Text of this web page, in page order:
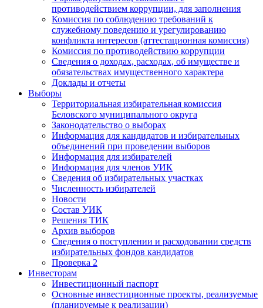
противодействием коррупции, для заполнения
Комиссия по соблюдению требований к
служебному поведению и урегулированию
конфликта интересов (аттестационная комиссия)
Комиссия по противодействию коррупции
Сведения о доходах, расходах, об имуществе и
обязательствах имущественного характера
Доклады и отчеты
Выборы
Территориальная избирательная комиссия
Беловского муниципального округа
Законодательство о выборах
Информация для кандидатов и избирательных
объединений при проведении выборов
Информация для избирателей
Информация для членов УИК
Сведения об избирательных участках
Численность избирателей
Новости
Состав УИК
Решения ТИК
Архив выборов
Сведения о поступлении и расходовании средств
избирательных фондов кандидатов
Проверка 2
Инвесторам
Инвестиционный паспорт
Основные инвестиционные проекты, реализуемые
(планируемые к реализации)